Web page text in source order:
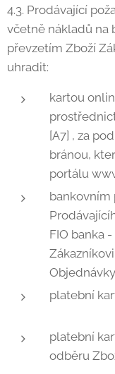
4.3. Prodávající
včetně nákladů na
převzetím Zboží
uhradit:
kartou
[A7] , za
bránou,
portálu
bankovním
FIO banka
platební
platební
odběru